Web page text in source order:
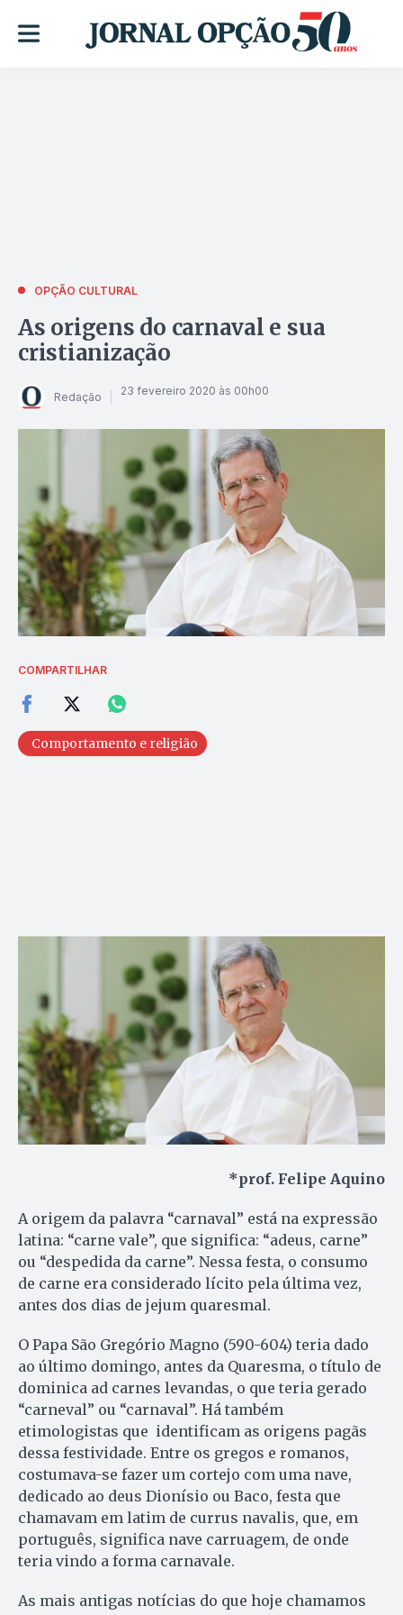
OPÇÃO CULTURAL
As origens do carnaval e sua
cristianização
Redação 23 fevereiro 2020 às 00h00
COMPARTILHAR
Comportamento e religião
*prof. Felipe Aquino
A origem da palavra “carnaval” está na expressão
latina: “carne vale”, que significa: “adeus, carne”
ou “despedida da carne”. Nessa festa, o consumo
de carne era considerado lícito pela última vez,
antes dos dias de jejum quaresmal.
O Papa São Gregório Magno (590-604) teria dado
ao último domingo, antes da Quaresma, o título de
dominica ad carnes levandas, o que teria gerado
“carneval” ou “carnaval”. Há também
etimologistas que identificam as origens pagãs
dessa festividade. Entre os gregos e romanos,
costumava-se fazer um cortejo com uma nave,
dedicado ao deus Dionísio ou Baco, festa que
chamavam em latim de currus navalis, que, em
português, significa nave carruagem, de onde
teria vindo a forma carnavale.
As mais antigas notícias do que hoje chamamos